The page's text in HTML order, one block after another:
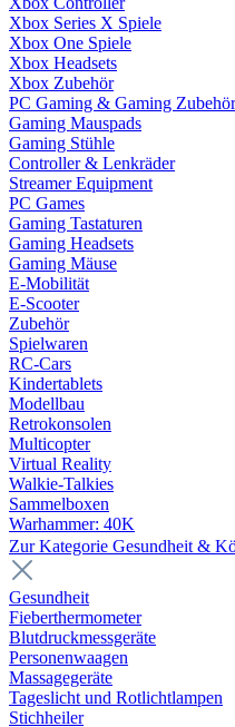
Xbox Series X Spiele
Xbox One Spiele
Xbox Headsets
Xbox Zubehör
PC Gaming & Gaming Zubehör
Gaming Mauspads
Gaming Stühle
Controller & Lenkräder
Streamer Equipment
PC Games
Gaming Tastaturen
Gaming Headsets
Gaming Mäuse
E-Mobilität
E-Scooter
Zubehör
Spielwaren
RC-Cars
Kindertablets
Modellbau
Retrokonsolen
Multicopter
Virtual Reality
Walkie-Talkies
Sammelboxen
Warhammer: 40K
Zur Kategorie Gesundheit &
Gesundheit
Fieberthermometer
Blutdruckmessgeräte
Personenwaagen
Massagegeräte
Tageslicht und Rotlichtlampen
Stichheiler